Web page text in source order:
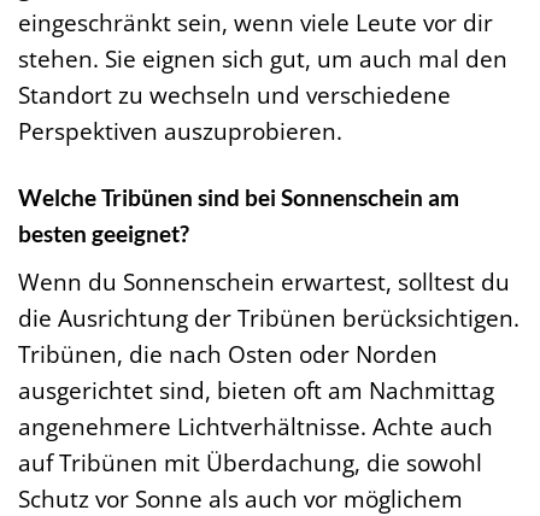
eingeschränkt sein, wenn viele Leute vor dir
stehen. Sie eignen sich gut, um auch mal den
Standort zu wechseln und verschiedene
Perspektiven auszuprobieren.
Welche Tribünen sind bei Sonnenschein am
besten geeignet?
Wenn du Sonnenschein erwartest, solltest du
die Ausrichtung der Tribünen berücksichtigen.
Tribünen, die nach Osten oder Norden
ausgerichtet sind, bieten oft am Nachmittag
angenehmere Lichtverhältnisse. Achte auch
auf Tribünen mit Überdachung, die sowohl
Schutz vor Sonne als auch vor möglichem